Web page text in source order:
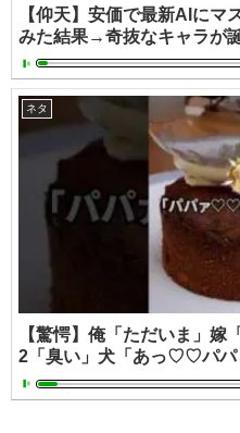
【仰天】安価で最新AIにマ
みた結果→奇抜なキャラが
ネタ
【驚愕】俺「ただいま」嫁
2「臭い」犬「あっ♡♡パ